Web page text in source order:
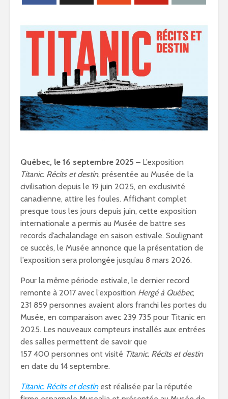
Québec, le 16 septembre 2025 – L’exposition
Titanic. Récits et destin, présentée au Musée de la
civilisation depuis le 19 juin 2025, en exclusivité
canadienne, attire les foules. Affichant complet
presque tous les jours depuis juin, cette exposition
internationale a permis au Musée de battre ses
records d’achalandage en saison estivale. Soulignant
ce succès, le Musée annonce que la présentation de
l’exposition sera prolongée jusqu’au 8 mars 2026.
Pour la même période estivale, le dernier record
remonte à 2017 avec l’exposition Hergé à Québec,
231 859 personnes avaient alors franchi les portes du
Musée, en comparaison avec 239 735 pour Titanic en
2025. Les nouveaux compteurs installés aux entrées
des salles permettent de savoir que
157 400 personnes ont visité Titanic. Récits et destin
en date du 14 septembre.
Titanic. Récits et destinest réalisée par la réputée